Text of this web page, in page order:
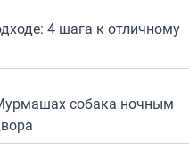
4 шага к отличному
собака ночным